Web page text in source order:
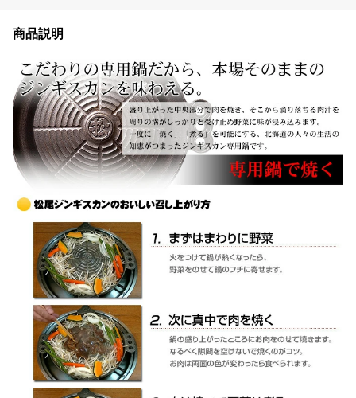
商品説明